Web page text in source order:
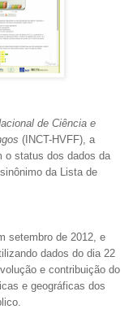
de Ciência e
(INCT-HVFF), a
o status dos dados da
da Lista de
setembro de 2012, e
dados do dia 22
e contribuição do
e geográficas dos